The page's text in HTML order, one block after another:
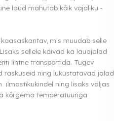
laud mahutab kõik vajaliku -
mis muudab selle
sellele käivad ka lauajalad
lihtne transportida. Tugev
raskuseid ning lukustatavad jalad
ilmastikukindel ning lisaks väljas
kõrgema temperatuuriga